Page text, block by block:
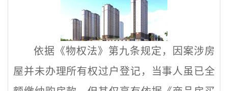
依据《物权法》第九条规定，因案涉房
屋并未办理所有权过户登记，当事人虽已全